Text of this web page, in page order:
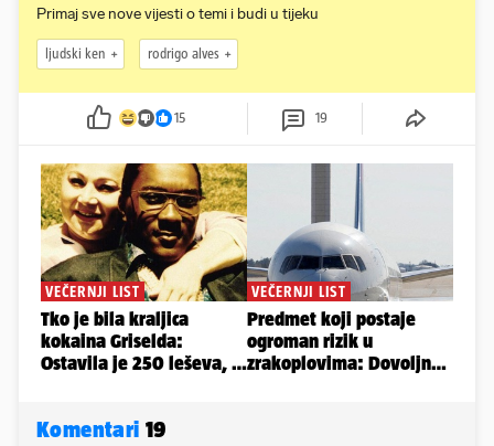
Primaj sve nove vijesti o temi i budi u tijeku
ljudski ken rodrigo alves
15 19
Komentari 19